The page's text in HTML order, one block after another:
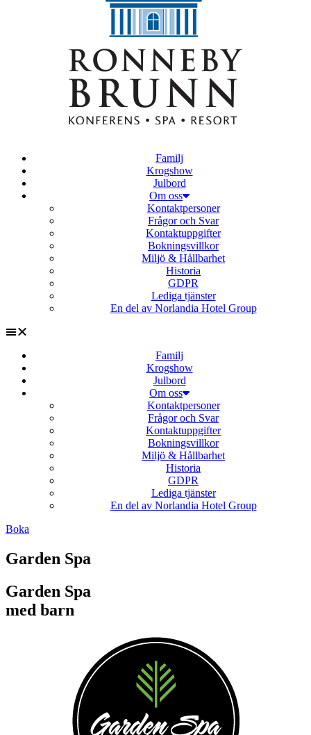
Familj
Krogshow
Julbord
Om oss
Kontaktpersoner
Frågor och Svar
Kontaktuppgifter
Bokningsvillkor
Miljö & Hållbarhet
Historia
GDPR
Lediga tjänster
En del av Norlandia Hotel Group
Familj
Krogshow
Julbord
Om oss
Kontaktpersoner
Frågor och Svar
Kontaktuppgifter
Bokningsvillkor
Miljö & Hållbarhet
Historia
GDPR
Lediga tjänster
En del av Norlandia Hotel Group
Boka
Garden Spa
Garden Spa
med barn